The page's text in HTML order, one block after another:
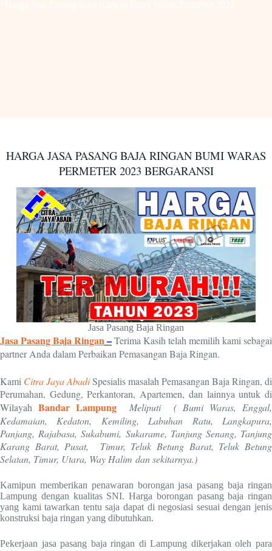
HARGA JASA PASANG BAJA RINGAN BUMI WARAS
PERMETER2023 BERGARANSI
Jasa Pasang Baja Ringan
Jasa Pasang Baja Ringan –Terima Kasih telah memilih kami sebagai
partner Anda dalam Perbaikan Pemasangan Baja Ringan.
Kami Citra Jaya AbadiSpesialis masalah Pemasangan Baja Ringan, di
Perumahan, Gedung, Perkantoran, Apartemen, dan lainnya untuk di
Wilayah Bandar Lampung Meliputi ( Bumi Waras, Enggal,
Kedamaian, Kedaton, Kemiling, Labuhan Ratu, Langkapura,
Panjang, Rajabasa, Sukabumi, Sukarame, Tanjung Senang, Tanjung
Karang Barat, Pusat, Timur, Teluk Betung Barat, Teluk Betung
Selatan, Timur, Utara, Way Halim dan sekitarnya.)
Kamipun memberikan penawaran borongan jasa pasang baja ringan
Lampung dengan kualitas SNI. Harga borongan pasang baja ringan
yang kami tawarkan tentu saja dapat di negosiasi sesuai dengan jenis
konstruksi baja ringan yang dibutuhkan.
Pekerjaan jasa pasang baja ringan di Lampung dikerjakan oleh para